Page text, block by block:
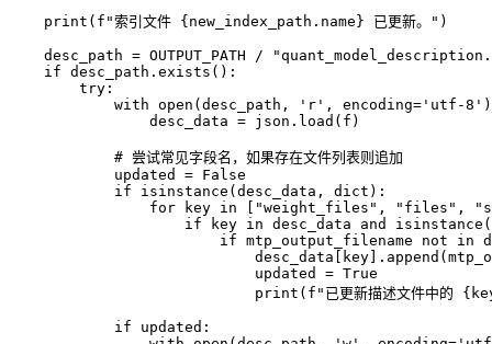
    print(f"索引文件 {new_index_path.name} 已更新。")
desc_path = OUTPUT_PATH /
    if desc_path.exists():
        try:
with open(desc_path, 'r', encoding='utf-
                desc_data = json.load(f)
            # 尝试常见字段名，如果存在文件列表则追加
            updated = False
            if isinstance(desc_data, dict):
for key in ["weight_files", "files",
if key in desc_data and
if mtp_output_filename not in
                            updated = True
print(f"已更新描述文件中的
            if updated: